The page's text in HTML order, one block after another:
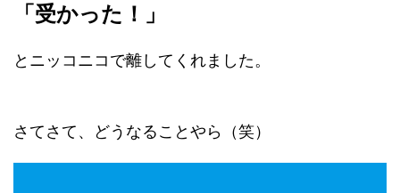
「受かった！」
とニッコニコで離してくれました。
さてさて、どうなることやら（笑）